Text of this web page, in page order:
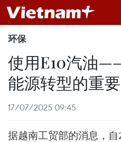
环保
使用E10汽油
能源转型的重
17/07/2025 09:45
据越南工贸部的消息，